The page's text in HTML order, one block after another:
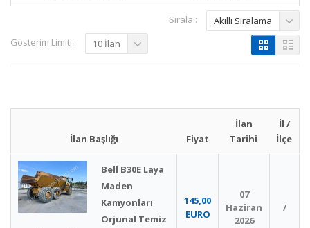
Sırala :
Akıllı Sıralama
Gösterim Limiti :
10 İlan
İlan Başlığı Fiyat
İlan
Tarihi
İl /
İlçe
Bell B30E Laya
Maden
Kamyonları
Orjunal Temiz
145,00
EURO
07
Haziran
2026
/